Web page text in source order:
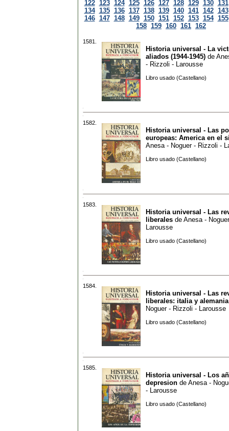
122 123 124 125 126 127 128 129 130 131
134 135 136 137 138 139 140 141 142 143
146 147 148 149 150 151 152 153 154 155
158 159 160 161 162
1581.
Historia universal - La
aliados (1944-1945) de
- Rizzoli - Larousse
Libro usado (Castellano)
1582.
Historia universal - Las
europeas: America en el
Anesa - Noguer - Rizzoli -
Libro usado (Castellano)
1583.
Historia universal - Las
liberales de Anesa -
Larousse
Libro usado (Castellano)
1584.
Historia universal - Las
liberales: italia y alemania
Noguer - Rizzoli - Larousse
Libro usado (Castellano)
1585.
Historia universal - Los
depresion de Anesa -
- Larousse
Libro usado (Castellano)